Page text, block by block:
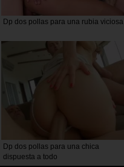
Dp dos pollas para una rubia viciosa
Dp dos pollas para una chica
dispuesta a todo